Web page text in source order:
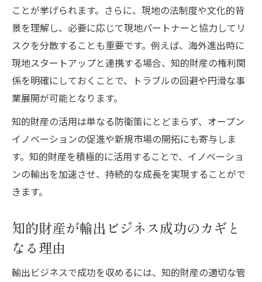
ことが挙げられます。さらに、現地の法制度や文化的背
景を理解し、必要に応じて現地パートナーと協力してリ
スクを分散することも重要です。例えば、海外進出時に
現地スタートアップと連携する場合、知的財産の権利関
係を明確にしておくことで、トラブルの回避や円滑な事
業展開が可能となります。
知的財産の活用は単なる防衛策にとどまらず、オープン
イノベーションの促進や新規市場の開拓にも寄与しま
す。知的財産を積極的に活用することで、イノベーショ
ンの輸出を加速させ、持続的な成長を実現することがで
きます。
知的財産が輸出ビジネス成功のカギと
なる理由
輸出ビジネスで成功を収めるには、知的財産の適切な管